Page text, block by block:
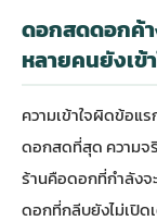
ดอกสดดอกค้า
หลายคนยังเข้
ความเข้าใจผิดข้อ
ดอกสดที่สุด ความจ
ร้านคือดอกที่กำลัง
ดอกที่กลีบยังไม่เปิด